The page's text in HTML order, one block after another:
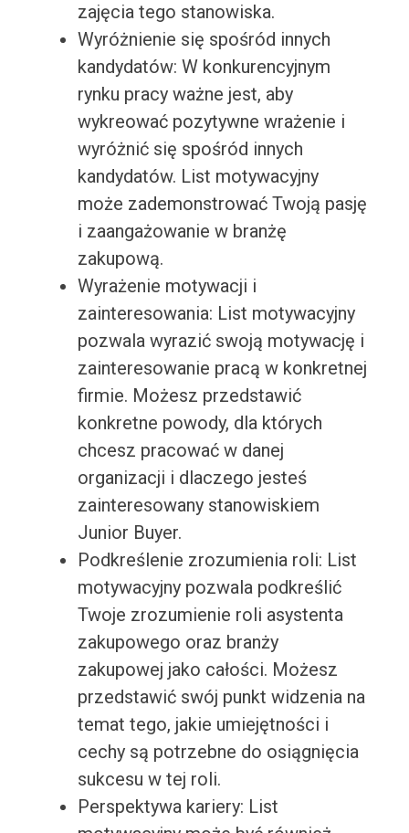
zajęcia tego stanowiska.
Wyróżnienie się spośród innych
kandydatów: W konkurencyjnym
rynku pracy ważne jest, aby
wykreować pozytywne wrażenie i
wyróżnić się spośród innych
kandydatów. List motywacyjny
może zademonstrować Twoją pasję
i zaangażowanie w branżę
zakupową.
Wyrażenie motywacji i
zainteresowania: List motywacyjny
pozwala wyrazić swoją motywację i
zainteresowanie pracą w konkretnej
firmie. Możesz przedstawić
konkretne powody, dla których
chcesz pracować w danej
organizacji i dlaczego jesteś
zainteresowany stanowiskiem
Junior Buyer.
Podkreślenie zrozumienia roli: List
motywacyjny pozwala podkreślić
Twoje zrozumienie roli asystenta
zakupowego oraz branży
zakupowej jako całości. Możesz
przedstawić swój punkt widzenia na
temat tego, jakie umiejętności i
cechy są potrzebne do osiągnięcia
sukcesu w tej roli.
Perspektywa kariery: List